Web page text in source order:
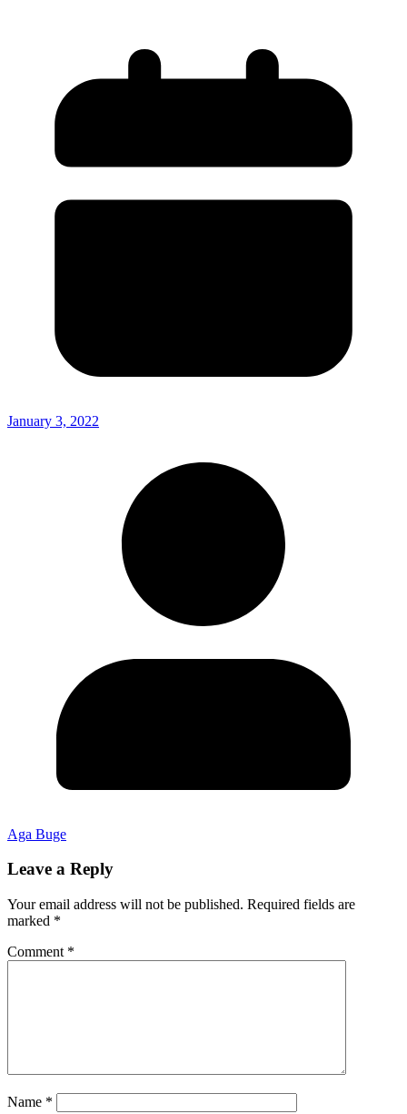
January 3, 2022
Aga Buge
Leave a Reply
Your email address will not be published. Required fields are
marked *
Comment *
Name *